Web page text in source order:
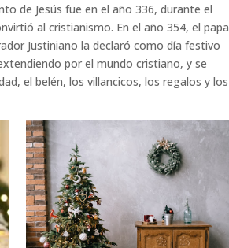
de Jesús fue en el año 336, durante el
al cristianismo. En el año 354, el papa
Justiniano la declaró como día festivo
por el mundo cristiano, y se
el belén, los villancicos, los regalos y los